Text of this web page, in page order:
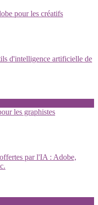
pour les créatifs
d'intelligence artificielle de
les graphistes
par l'IA : Adobe,